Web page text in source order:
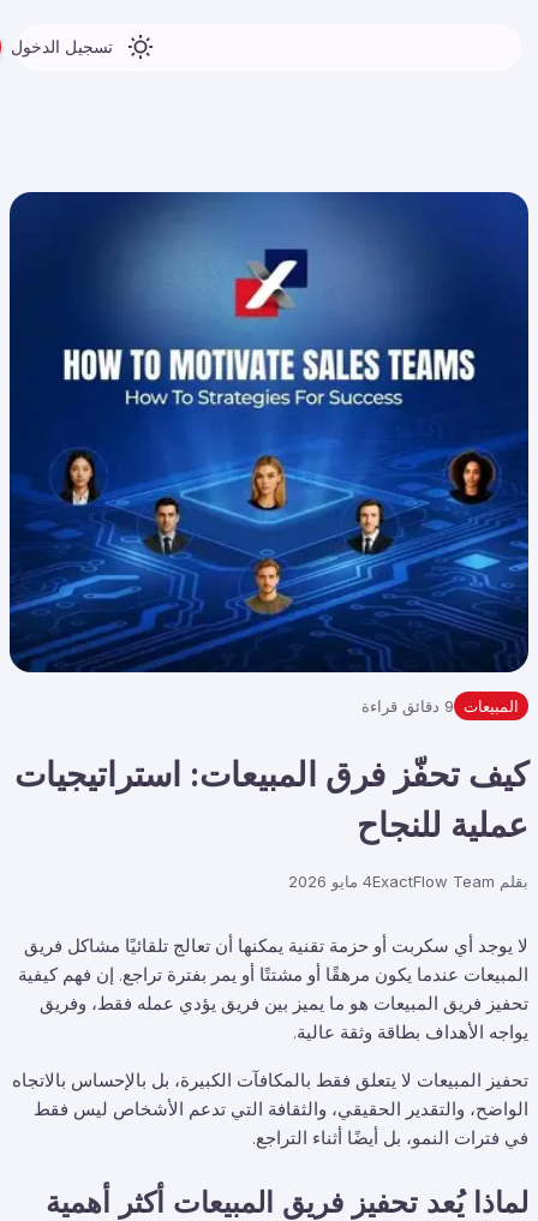
تسجيل الدخول
المبيعات 9 دقائق قراءة
كيف تحفّز فرق المبيعات: استراتيجيات
عملية للنجاح
بقلم ExactFlow Team4 مايو 2026
لا يوجد أي سكربت أو حزمة تقنية يمكنها أن تعالج تلقائيًا مشاكل فريق
المبيعات عندما يكون مرهقًا أو مشتتًا أو يمر بفترة تراجع. إن فهم كيفية
تحفيز فريق المبيعات هو ما يميز بين فريق يؤدي عمله فقط، وفريق
يواجه الأهداف بطاقة وثقة عالية.
تحفيز المبيعات لا يتعلق فقط بالمكافآت الكبيرة، بل بالإحساس بالاتجاه
الواضح، والتقدير الحقيقي، والثقافة التي تدعم الأشخاص ليس فقط
في فترات النمو، بل أيضًا أثناء التراجع.
لماذا يُعد تحفيز فريق المبيعات أكثر أهمية